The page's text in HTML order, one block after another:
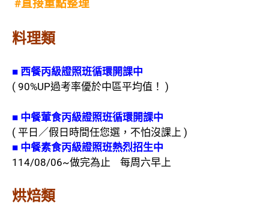
#直接重點整理
料理類
■ 西餐丙級證照班循環開課中
( 90%UP過考率優於中區平均值！ )
■ 中餐葷食丙級證照班循環開課中
( 平日／假日時間任您選，不怕沒課上 )
■ 中餐素食丙級證照班熱烈招生中
114/08/06~做完為止 每周六早上
烘焙類